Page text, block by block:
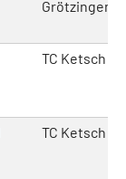
Grötzingen
TC Ketsch
TC Ketsch